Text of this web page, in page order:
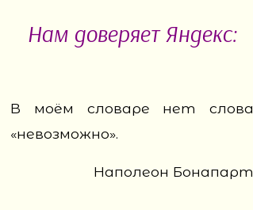
Нам доверяет Яндекс:
В моём словаре нет слова
«невозможно».
Наполеон Бонапарт